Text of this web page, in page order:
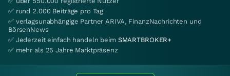
✅ rund 2.000 Beiträge pro Tag
✅ verlagsunabhängige Partner ARIVA, FinanzNachrichten und
BörsenNews
✅ Jederzeit einfach handeln beim SMARTBROKER+
✅ mehr als 25 Jahre Marktpräsenz